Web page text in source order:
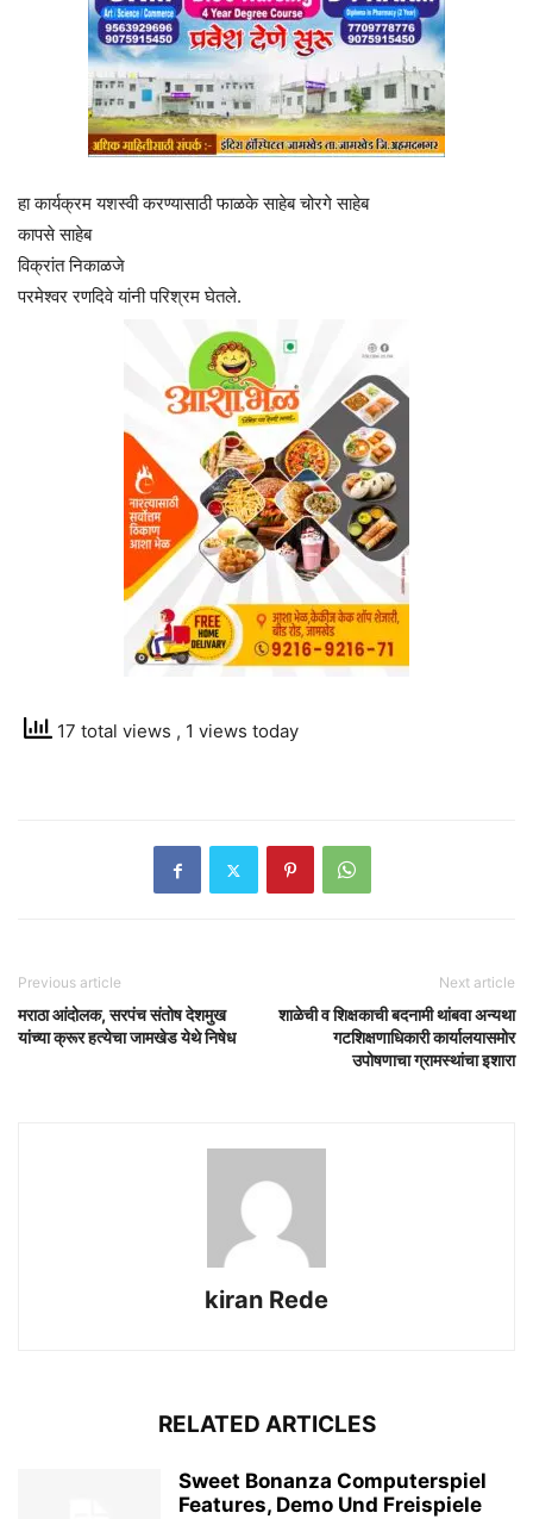
हा कार्यक्रम यशस्वी करण्यासाठी फाळके साहेब चोरगे साहेब
कापसे साहेब
विक्रांत निकाळजे
परमेश्वर रणदिवे यांनी परिश्रम घेतले.
17 total views , 1 views today
Previous article
मराठा आंदोलक, सरपंच संतोष देशमुख
यांच्या क्रूर हत्येचा जामखेड येथे निषेध
Next article
शाळेची व शिक्षकाची बदनामी थांबवा अन्यथा
गटशिक्षणाधिकारी कार्यालयासमोर
उपोषणाचा ग्रामस्थांचा इशारा
kiran Rede
RELATED ARTICLES
Sweet Bonanza Computerspiel
Features, Demo Und Freispiele